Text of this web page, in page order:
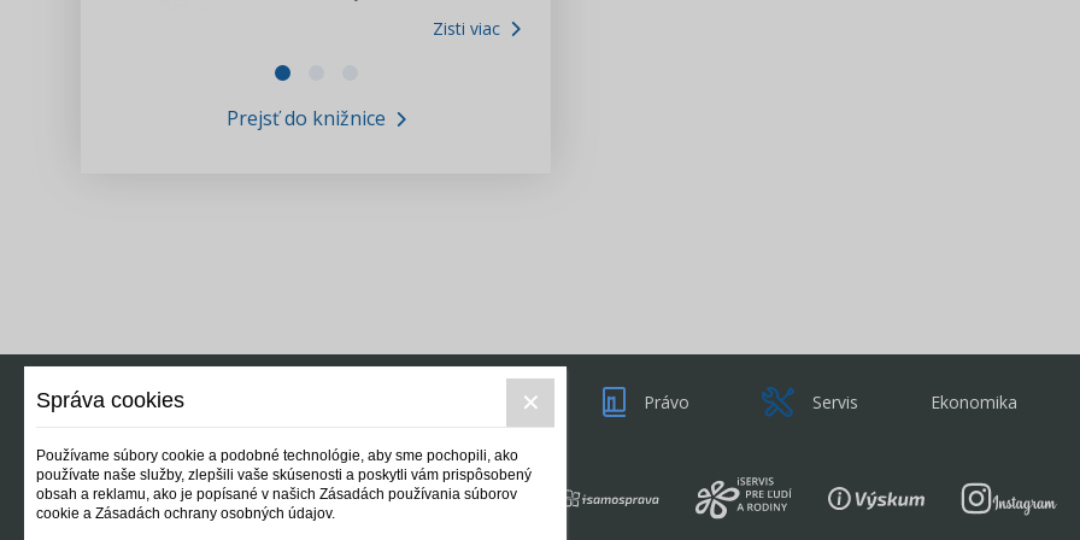
Informácie COVID19
Zisti viac
Prejsť do knižnice
Právo Servis Ekonomika
Správa cookies
Používame súbory cookie a podobné technológie, aby sme pochopili, ako
používate naše služby, zlepšili vaše skúsenosti a poskytli vám prispôsobený
obsah a reklamu, ako je popísané v našich Zásadách používania súborov
cookie a Zásadách ochrany osobných údajov.